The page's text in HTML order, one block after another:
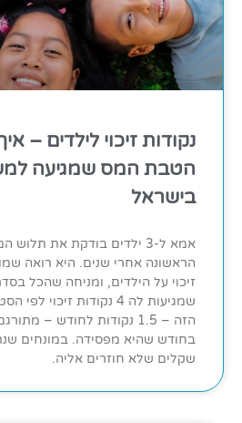
נקודות זיכוי לילדים –
הטבת המס שמגיעה
בישראל
אמא ל-3 ילדים בודקת את
זיכוי על הילדים, ומניחה שהכל
שמגיעות לה 4 נקודות
שקלים שלא חוזרים אליה.